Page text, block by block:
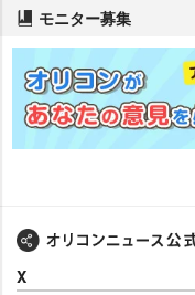
モニター募集
X